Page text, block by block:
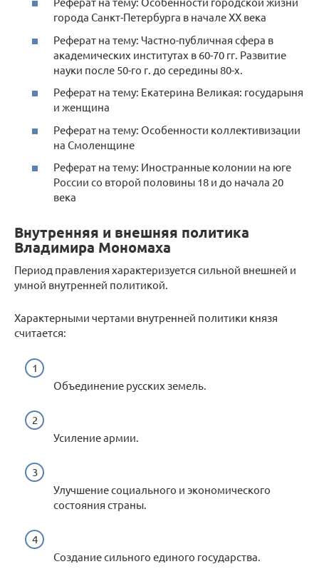
города Санкт-Петербурга в начале XX века
Реферат на тему: Частно-публичная сфера в
академических институтах в 60-70 гг. Развитие
науки после 50-го г. до середины 80-х.
Реферат на тему: Екатерина Великая: государыня
и женщина
Реферат на тему: Особенности коллективизации
на Смоленщине
Реферат на тему: Иностранные колонии на юге
России со второй половины 18 и до начала 20
века
Внутренняя и внешняя политика
Владимира Мономаха
Период правления характеризуется сильной внешней и
умной внутренней политикой.
Характерными чертами внутренней политики князя
считается:
Объединение русских земель.
Усиление армии.
Улучшение социального и экономического
состояния страны.
Создание сильного единого государства.